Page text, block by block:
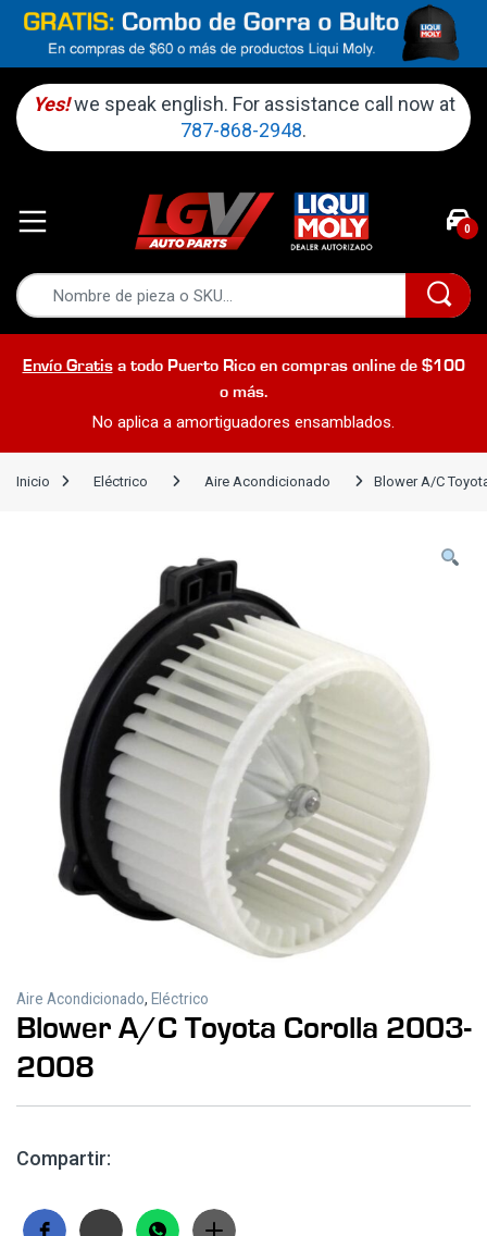
Yes! we speak english. For assistance call now at
787-868-2948.
0
Envío Gratisa todo Puerto Rico en compras online de $100
o más.
No aplica a amortiguadores ensamblados.
Inicio Eléctrico Aire Acondicionado Blower A/C
Aire Acondicionado, Eléctrico
Blower A/C Toyota Corolla 2003-
2008
Compartir: